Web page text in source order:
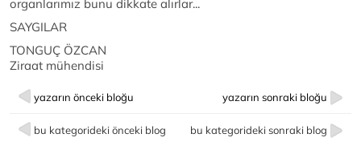
organlarımız bunu dikkate alırlar...
SAYGILAR
TONGUÇ ÖZCAN
Ziraat mühendisi
yazarın önceki bloğu yazarın sonraki bloğu
bu kategorideki önceki blog bu kategorideki sonraki blog